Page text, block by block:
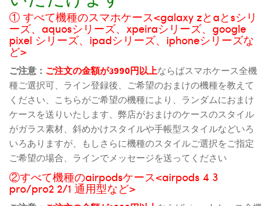
① すべて機種のスマホケース<galaxy zとaとsシリ
ーズ、aquosシリーズ、xpeiraシリーズ、google
pixel シリーズ、ipadシリーズ、iphoneシリーズな
ど>
ご注意： ご注文の金額が3990円以上ならばスマホケース全機
種ご選択可、ライン登録後、ご希望のおまけの機種を教えて
ください、こちらがご希望の機種により、ランダムにおまけ
ケースを送りいたします、弊店がおまけのケースのスタイル
がガラス素材、斜めかけスタイルや手帳型スタイルなどいろ
いろありますが、もしさらに機種のスタイルご選択をご指定
ご希望の場合、ラインでメッセージを送ってください
②すべて機種のairpodsケース<airpods 4 3
pro/pro2 2/1 通用型など>